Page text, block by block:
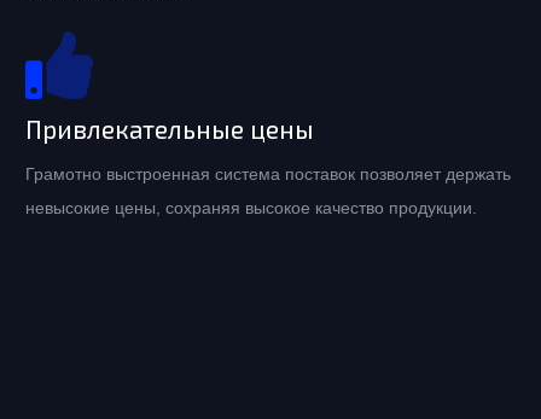
Привлекательные цены
Грамотно выстроенная система поставок позволяет держать
невысокие цены, сохраняя высокое качество продукции.